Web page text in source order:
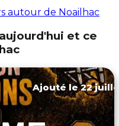
autour de Noailhac
et ce
Ajouté le 22